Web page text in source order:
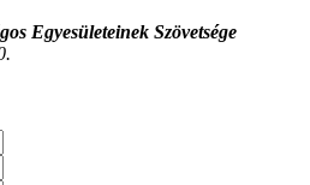
Egyesületeinek Szövetsége